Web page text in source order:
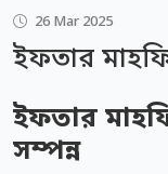
26 Mar 2025
ইফতার
ইফতার
সম্পন্ন